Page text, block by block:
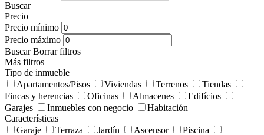
Buscar
Precio
Precio mínimo
Precio máximo
Buscar Borrar filtros
Más filtros
Tipo de inmueble
Apartamentos/Pisos
Viviendas Terrenos
Tiendas
Fincas y herencias
Oficinas Almacenes
Edifícios
Garajes
Inmuebles con negocio
Habitación
Características
Garaje
Terraza Jardín Ascensor
Piscina